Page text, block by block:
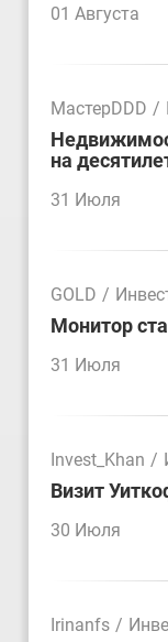
01 Августа
МастерDDD /
на
31 Июля
GOLD /
Монитор
31 Июля
Invest_Khan /
Визит
30 Июля
Irinanfs /